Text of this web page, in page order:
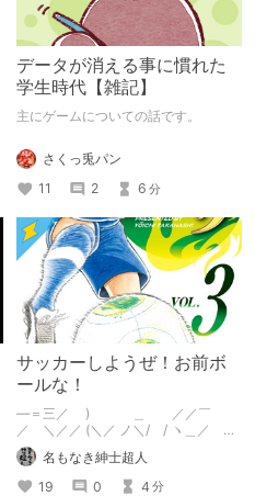
データが消える事に慣れた
学生時代【雑記】
主にゲームについての話です。
さくっ兎パン
11
2 6 分
サッカーしようぜ！お前ボ
ールな！
―＝三／ ) ＿ ／／￣
／ ＼／／ (＼／ ノ＼/ / ヽ＿／
/ / ( ＼∧∧ (
(Д^ ) ＼＿/ / ｜ (＿
＿/イ|
名もなき紳士超人
19
0 4 分